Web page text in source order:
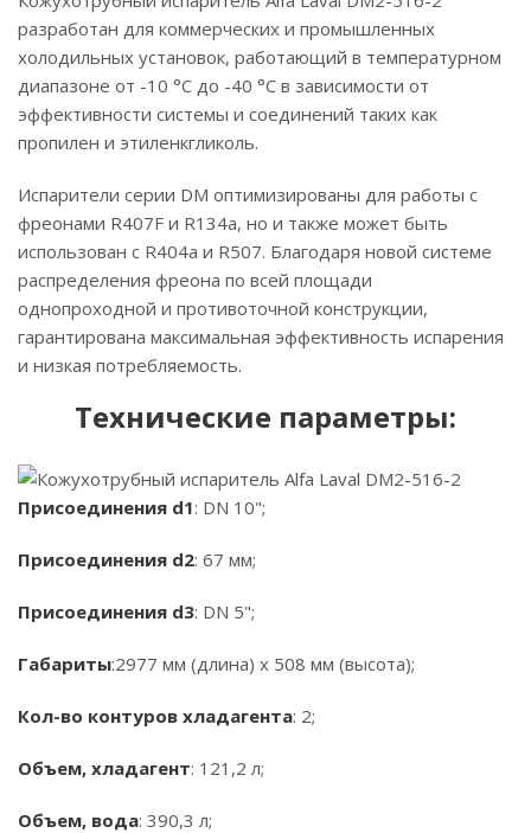
разработан для коммерческих и промышленных
холодильных установок, работающий в температурном
диапазоне от -10 °C до -40 °C в зависимости от
эффективности системы и соединений таких как
пропилен и этиленкгликоль.
Испарители серии DM оптимизированы для работы с
фреонами R407F и R134a, но и также может быть
использован с R404a и R507. Благодаря новой системе
распределения фреона по всей площади
однопроходной и противоточной конструкции,
гарантирована максимальная эффективность испарения
и низкая потребляемость.
Технические параметры:
Присоединения d1: DN 10";
Присоединения d2: 67 мм;
Присоединения d3: DN 5";
Габариты:2977 мм (длина) х 508 мм (высота);
Кол-во контуров хладагента: 2;
Объем, хладагент: 121,2 л;
Объем, вода: 390,3 л;